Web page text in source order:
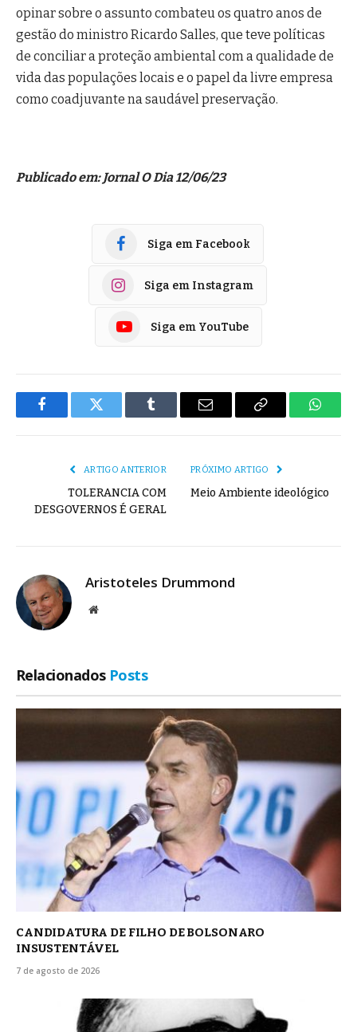
opinar sobre o assunto combateu os quatro anos de
gestão do ministro Ricardo Salles, que teve políticas
de conciliar a proteção ambiental com a qualidade de
vida das populações locais e o papel da livre empresa
como coadjuvante na saudável preservação.
Publicado em: Jornal O Dia 12/06/23
Siga em Facebook
Siga em Instagram
Siga em YouTube
FacebookTwitter Tumblr
E-
Copiar
ARTIGO ANTERIOR
TOLERANCIA COM
DESGOVERNOS É GERAL
PRÓXIMO ARTIGO
Meio Ambiente ideológico
Aristoteles Drummond
Site
Relacionados Posts
CANDIDATURA DE FILHO DE BOLSONARO
INSUSTENTÁVEL
7 de agosto de 2026